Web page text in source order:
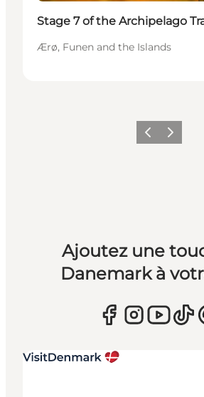
Stage 7 of the Archipelago
Ærø, Funen and the Islands
PrécédentSuivant
Ajoutez une
Danemark à